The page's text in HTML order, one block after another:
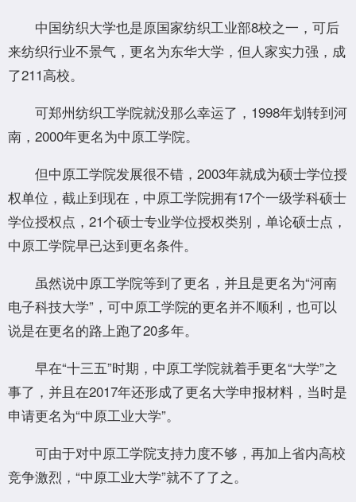
中国纺织大学也是原国家纺织工业部8校之一，可后
来纺织行业不景气，更名为东华大学，但人家实力强，成
了211高校。
可郑州纺织工学院就没那么幸运了，1998年划转到河
南，2000年更名为中原工学院。
但中原工学院发展很不错，2003年就成为硕士学位授
权单位，截止到现在，中原工学院拥有17个一级学科硕士
学位授权点，21个硕士专业学位授权类别，单论硕士点，
中原工学院早已达到更名条件。
虽然说中原工学院等到了更名，并且是更名为“河南
电子科技大学”，可中原工学院的更名并不顺利，也可以
说是在更名的路上跑了20多年。
早在“十三五”时期，中原工学院就着手更名“大学”之
事了，并且在2017年还形成了更名大学申报材料，当时是
申请更名为“中原工业大学”。
可由于对中原工学院支持力度不够，再加上省内高校
竞争激烈，“中原工业大学”就不了了之。